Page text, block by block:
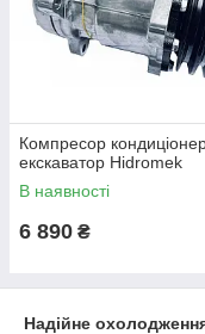
Компресор
екскаватор Hidromek
В наявності
6 890 ₴
Надійне